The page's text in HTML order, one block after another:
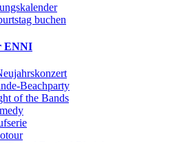
buchen
ENNI
Beachparty
of the Bands